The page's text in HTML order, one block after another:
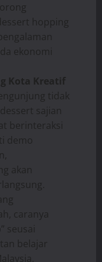
hopping
ekonomi
Kota Kreatif
tidak
sajian
berinteraksi
demo
akan
caranya
seusai
belajar